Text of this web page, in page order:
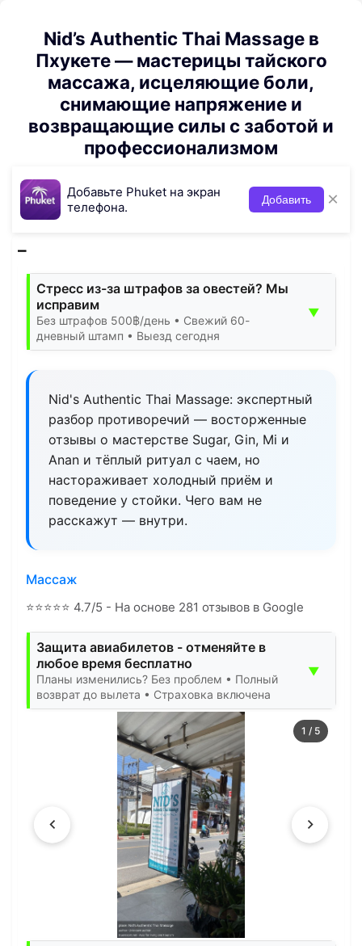
Nid’s Authentic Thai Massage в
Пхукете — мастерицы тайского
массажа, исцеляющие боли,
снимающие напряжение и
возвращающие силы с заботой и
профессионализмом
Добавьте Phuket на экран
телефона.
Добавить ×
Стресс из-за штрафов за овестей? Мы
исправим
Без штрафов 500฿/день • Свежий 60-
дневный штамп • Выезд сегодня
▼
Nid's Authentic Thai Massage: экспертный
разбор противоречий — восторженные
отзывы о мастерстве Sugar, Gin, Mi и
Anan и тёплый ритуал с чаем, но
настораживает холодный приём и
поведение у стойки. Чего вам не
расскажут — внутри.
Массаж
⭐⭐⭐⭐⭐ 4.7/5 - На основе 281 отзывов в Google
Защита авиабилетов - отменяйте в
любое время бесплатно
Планы изменились? Без проблем • Полный
возврат до вылета • Страховка включена
▼
1 / 5